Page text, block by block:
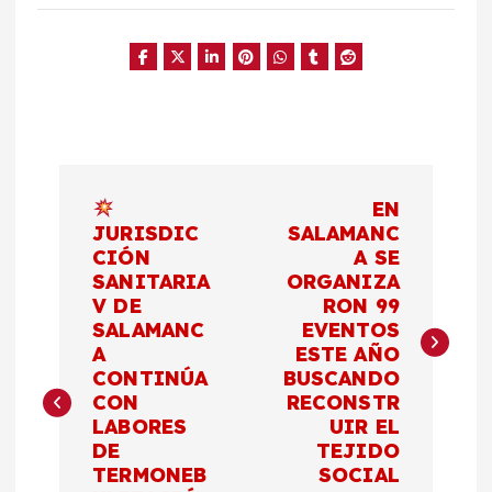
g
JURISDIC
CIÓN
SANITARIA
V DE
SALAMANC
A
CONTINÚA
CON
LABORES
DE
TERMONEB
EN
SALAMANC
A SE
ORGANIZA
RON 99
EVENTOS
ESTE AÑO
BUSCANDO
RECONSTR
UIR EL
TEJIDO
SOCIAL